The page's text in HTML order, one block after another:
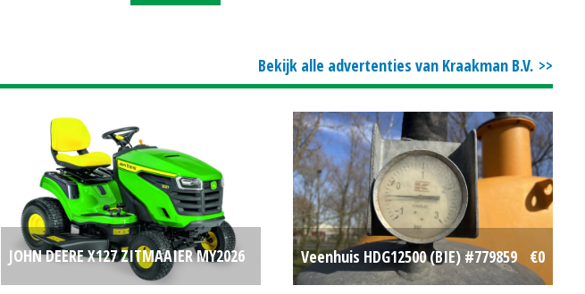
Bekijk alle advertenties van Kraakman B.V.
JOHN DEERE X127 ZITMAAIER MY2026
Veenhuis HDG12500 (BIE) #779859 €0